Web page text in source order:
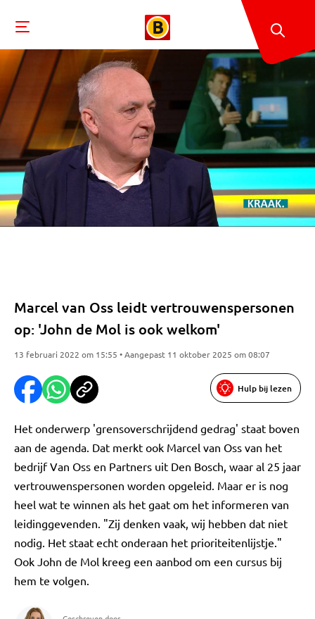
Marcel van Oss leidt vertrouwenspersonen
op: 'John de Mol is ook welkom'
13 februari 2022 om 15:55 • Aangepast 11 oktober 2025 om 08:07
Hulp bij lezen
Het onderwerp 'grensoverschrijdend gedrag' staat boven
aan de agenda. Dat merkt ook Marcel van Oss van het
bedrijf Van Oss en Partners uit Den Bosch, waar al 25 jaar
vertrouwenspersonen worden opgeleid. Maar er is nog
heel wat te winnen als het gaat om het informeren van
leidinggevenden. "Zij denken vaak, wij hebben dat niet
nodig. Het staat echt onderaan het prioriteitenlijstje."
Ook John de Mol kreeg een aanbod om een cursus bij
hem te volgen.